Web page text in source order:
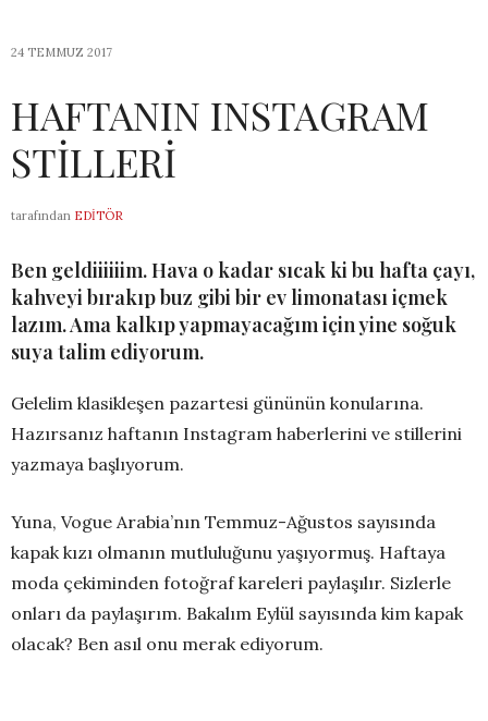
24 TEMMUZ 2017
HAFTANIN INSTAGRAM
STİLLERİ
tarafından EDITÖR
Ben geldiiiiiim. Hava o kadar sıcak ki bu hafta çayı,
kahveyi bırakıp buz gibi bir ev limonatası içmek
lazım. Ama kalkıp yapmayacağım için yine soğuk
suya talim ediyorum.
Gelelim klasikleşen pazartesi gününün konularına.
Hazırsanız haftanın Instagram haberlerini ve stillerini
yazmaya başlıyorum.
Yuna, Vogue Arabia’nın Temmuz-Ağustos sayısında
kapak kızı olmanın mutluluğunu yaşıyormuş. Haftaya
moda çekiminden fotoğraf kareleri paylaşılır. Sizlerle
onları da paylaşırım. Bakalım Eylül sayısında kim kapak
olacak? Ben asıl onu merak ediyorum.